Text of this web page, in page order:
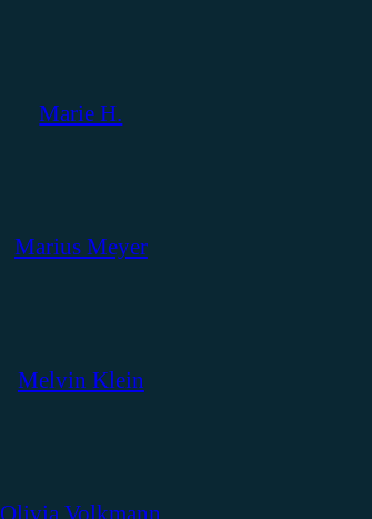
Marie H.
Marius Meyer
Melvin Klein
Olivia Volkmann